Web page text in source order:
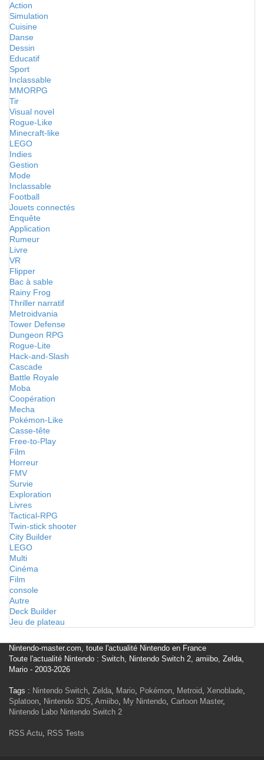
Action
Simulation
Cuisine
Danse
Dessin
Educatif
Sport
Inclassable
MMORPG
Tir
Visual novel
Rogue-Like
Minecraft-like
LEGO
Indies
Gestion
Mode
Inclassable
Football
Jouets connectés
Enquête
Application
Rumeur
Livre
VR
Flipper
Bac à sable
Rainy Frog
Thriller narratif
Metroidvania
Tower Defense
Dungeon RPG
Rogue-Lite
Hack-and-Slash
Cascade
Battle Royale
Moba
Coopération
Mecha
Pokémon-Like
Casse-tête
Free-to-Play
Film
Horreur
FMV
Survie
Exploration
Livres
Tactical-RPG
Twin-stick shooter
City Builder
LEGO
Multi
Cinéma
Film
console
Autre
Deck Builder
Jeu de plateau
Nintendo-master.com, toute l'actualité Nintendo en France
Toute l'actualité Nintendo : Switch, Nintendo Switch 2, amiibo, Zelda,
Mario - 2003-2026
Tags : Nintendo Switch, Zelda, Mario, Pokémon, Metroid, Xenoblade,
Splatoon, Nintendo 3DS, Amiibo, My Nintendo, Cartoon Master,
Nintendo Labo Nintendo Switch 2
RSS Actu, RSS Tests